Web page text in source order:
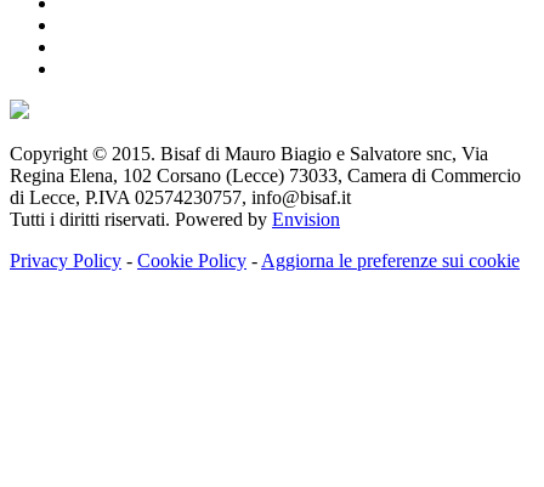
Copyright © 2015. Bisaf di Mauro Biagio e Salvatore snc, Via
Regina Elena, 102 Corsano (Lecce) 73033, Camera di Commercio
di Lecce, P.IVA 02574230757, info@bisaf.it
Tutti i diritti riservati. Powered by Envision
Privacy Policy - Cookie Policy - Aggiorna le preferenze sui cookie